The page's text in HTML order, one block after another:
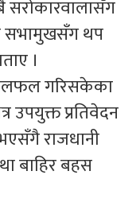
थप
।
गरिसकेका
उपयुक्त प्रतिवेदन
राजधानी
बाहिर बहस